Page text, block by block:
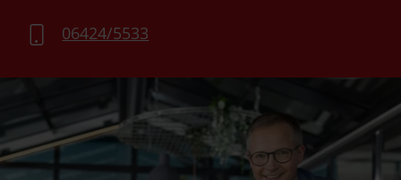
06424/5533